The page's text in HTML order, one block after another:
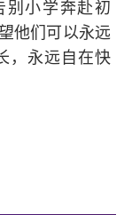
别小学奔赴初
他们可以永远
，永远自在快